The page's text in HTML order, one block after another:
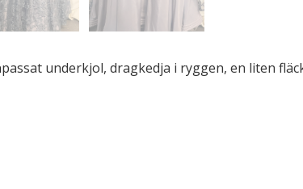
underkjol, dragkedja i ryggen, en liten